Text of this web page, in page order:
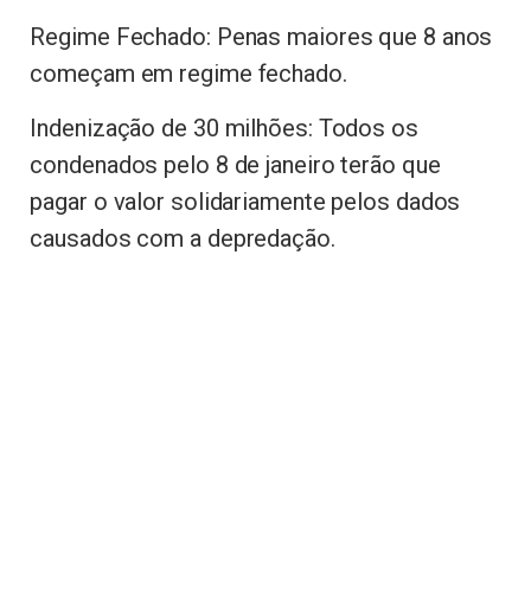
Regime Fechado: Penas maiores que 8 anos
começam em regime fechado.
Indenização de 30 milhões: Todos os
condenados pelo 8 de janeiro terão que
pagar o valor solidariamente pelos dados
causados com a depredação.